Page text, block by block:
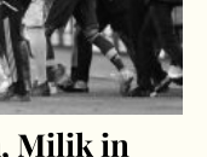
Milik in